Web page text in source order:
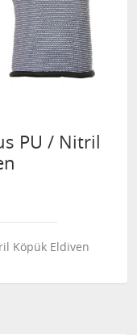
PU / Nitril
Köpük Eldiven